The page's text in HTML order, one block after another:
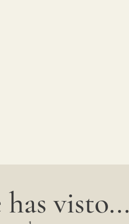
visto...